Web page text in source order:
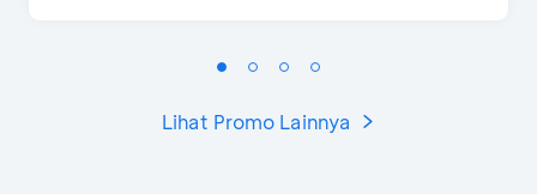
Lihat Promo Lainnya